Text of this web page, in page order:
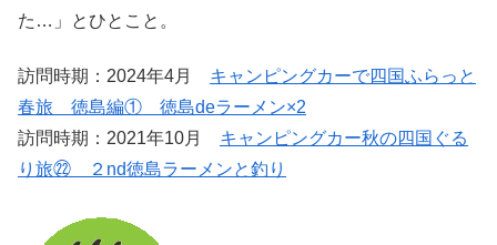
た…」とひとこと。
訪問時期：2024年4月 キャンピングカーで四国ふらっと
春旅 徳島編① 徳島deラーメン×2
訪問時期：2021年10月 キャンピングカー秋の四国ぐる
り旅㉒ ２nd徳島ラーメンと釣り